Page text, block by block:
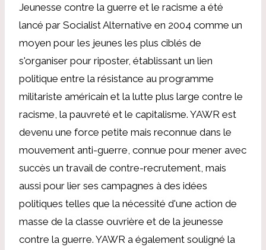
Jeunesse contre la guerre et le racisme a été
lancé par Socialist Alternative en 2004 comme un
moyen pour les jeunes les plus ciblés de
s'organiser pour riposter, établissant un lien
politique entre la résistance au programme
militariste américain et la lutte plus large contre le
racisme, la pauvreté et le capitalisme. YAWR est
devenu une force petite mais reconnue dans le
mouvement anti-guerre, connue pour mener avec
succès un travail de contre-recrutement, mais
aussi pour lier ses campagnes à des idées
politiques telles que la nécessité d'une action de
masse de la classe ouvrière et de la jeunesse
contre la guerre. YAWR a également souligné la